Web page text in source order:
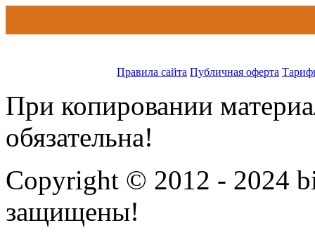
Правила сайта Публичная оферта
При копировании
обязательна!
Copyright © 2012 - 2024
защищены!